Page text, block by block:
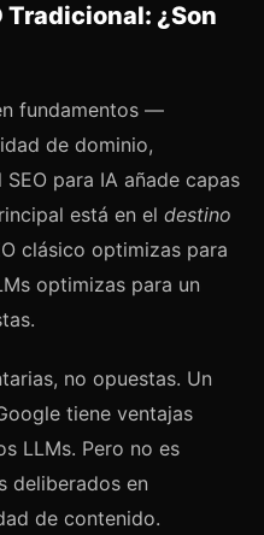
Tradicional: ¿Son
fundamentos —
de dominio,
para IA añade capas
está en el destino
clásico optimizas para
optimizas para un
no opuestas. Un
tiene ventajas
LLMs. Pero no es
deliberados en
de contenido.